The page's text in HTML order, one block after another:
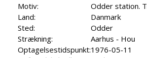
Motiv:
Odder station.
Land:
Danmark
Sted:
Odder
Strækning:
Aarhus - Hou
Optagelsestidspunkt:1976-05-11